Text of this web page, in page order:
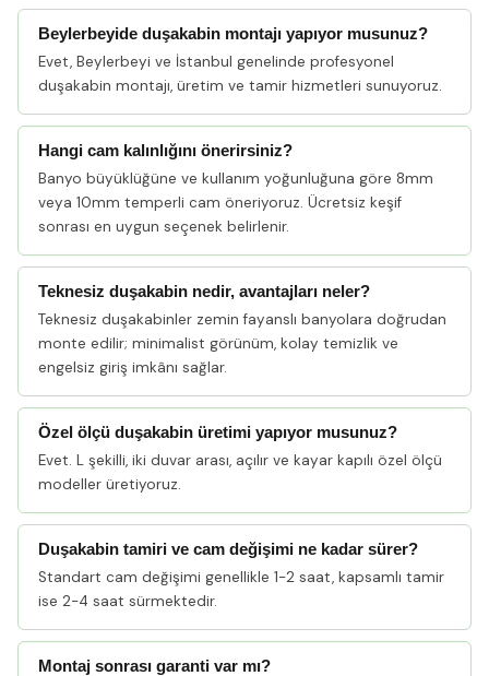
Beylerbeyide duşakabin montajı yapıyor musunuz?
Evet, Beylerbeyi ve İstanbul genelinde profesyonel
duşakabin montajı, üretim ve tamir hizmetleri sunuyoruz.
Hangi cam kalınlığını önerirsiniz?
Banyo büyüklüğüne ve kullanım yoğunluğuna göre 8mm
veya 10mm temperli cam öneriyoruz. Ücretsiz keşif
sonrası en uygun seçenek belirlenir.
Teknesiz duşakabin nedir, avantajları neler?
Teknesiz duşakabinler zemin fayanslı banyolara doğrudan
monte edilir; minimalist görünüm, kolay temizlik ve
engelsiz giriş imkânı sağlar.
Özel ölçü duşakabin üretimi yapıyor musunuz?
Evet. L şekilli, iki duvar arası, açılır ve kayar kapılı özel ölçü
modeller üretiyoruz.
Duşakabin tamiri ve cam değişimi ne kadar sürer?
Standart cam değişimi genellikle 1-2 saat, kapsamlı tamir
ise 2-4 saat sürmektedir.
Montaj sonrası garanti var mı?